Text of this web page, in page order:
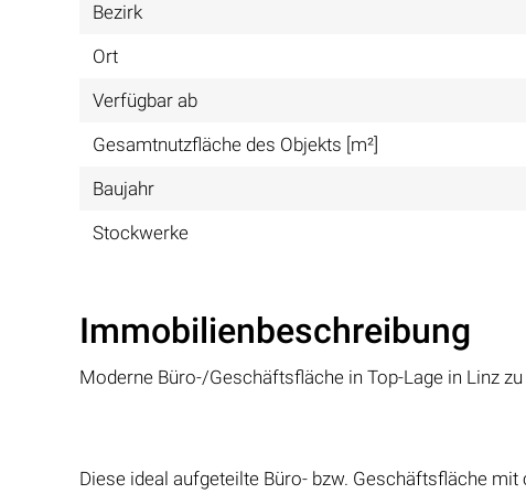
Bezirk
Ort
Verfügbar ab
Gesamtnutzfläche des Objekts [m²]
Baujahr
Stockwerke
Immobilienbeschreibung
Moderne Büro-/Geschäftsfläche in Top-Lage in Linz
Diese ideal aufgeteilte Büro- bzw. Geschäftsfläche